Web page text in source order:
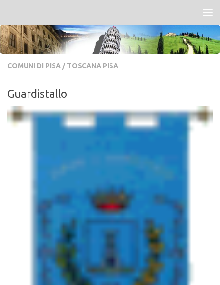
COMUNI DI PISA / TOSCANA PISA
Guardistallo